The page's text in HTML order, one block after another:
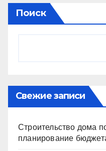
Поиск
Свежие записи
Строительство дома
планирование